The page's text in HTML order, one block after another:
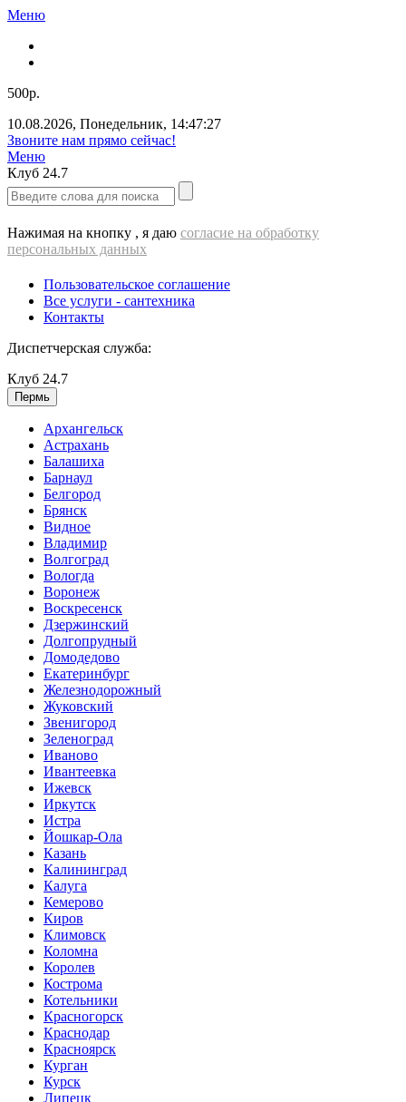
Меню
500р.
10.08.2026, Понедельник, 14:47:27
Звоните нам прямо сейчас!
Меню
Клуб 24.7
Нажимая на кнопку , я даю согласие на обработку
персональных данных
Пользовательское соглашение
Все услуги - cантехника
Контакты
Диспетчерская служба:
Клуб 24.7
Пермь
Архангельск
Астрахань
Балашиха
Барнаул
Белгород
Брянск
Видное
Владимир
Волгоград
Вологда
Воронеж
Воскресенск
Дзержинский
Долгопрудный
Домодедово
Екатеринбург
Железнодорожный
Жуковский
Звенигород
Зеленоград
Иваново
Ивантеевка
Ижевск
Иркутск
Истра
Йошкар-Ола
Казань
Калининград
Калуга
Кемерово
Киров
Климовск
Коломна
Королев
Кострома
Котельники
Красногорск
Краснодар
Красноярск
Курган
Курск
Липецк